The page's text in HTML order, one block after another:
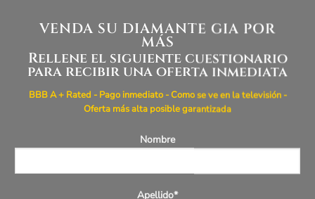
VENDA SU DIAMANTE GIA POR
MÁS
Rellene el siguiente cuestionario
para recibir una oferta inmediata
BBB A + Rated - Pago inmediato - Como se ve en la televisión -
Oferta más alta posible garantizada
Nombre
Apellido*